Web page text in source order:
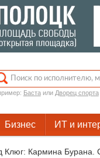
Бастаили Дворец спорта
Бизнес ИТ и
Клюг: Кармина Бурана.